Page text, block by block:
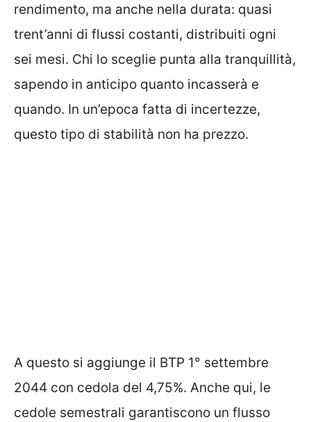
rendimento, ma anche nella durata: quasi
trent’anni di flussi costanti, distribuiti ogni
sei mesi. Chi lo sceglie punta alla tranquillità,
sapendo in anticipo quanto incasserà e
quando. In un’epoca fatta di incertezze,
questo tipo di stabilità non ha prezzo.
A questo si aggiunge il BTP 1° settembre
2044 con cedola del 4,75%. Anche qui, le
cedole semestrali garantiscono un flusso